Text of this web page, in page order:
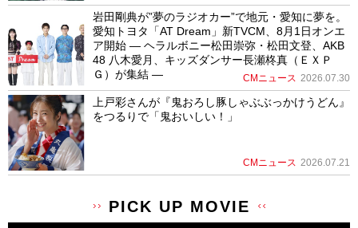
岩田剛典が”夢のラジオカー”で地元・愛知に夢を。
愛知トヨタ「AT Dream」新TVCM、8月1日オンエ
ア開始 ― ヘラルボニー松田崇弥・松田文登、AKB
48 八木愛月、キッズダンサー長瀬柊真（ＥＸＰ
Ｇ）が集結 ―
CMニュース 2026.07.30
上戸彩さんが『鬼おろし豚しゃぶぶっかけうどん』
をつるりで「鬼おいしい！」
CMニュース 2026.07.21
PICK UP MOVIE